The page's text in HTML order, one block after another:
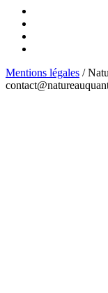
Mentions légales /